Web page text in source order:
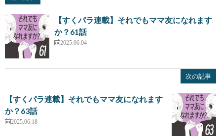
【すくパラ連載】それでもママ友になれます
か？61話
2025.06.04
次の記事
【すくパラ連載】それでもママ友になれます
か？63話
2025.06.18